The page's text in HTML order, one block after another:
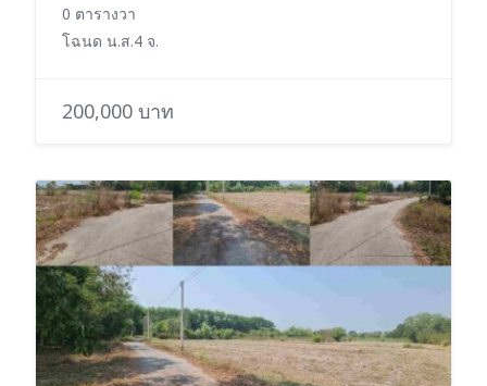
0 ตารางวา
โฉนด น.ส.4 จ.
200,000 บาท